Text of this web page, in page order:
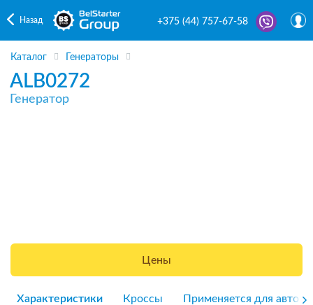
Назад +375 (44) 757-67-58
Каталог Генераторы
ALB0272
Генератор
Цены
Характеристики Кроссы Применяется для авто